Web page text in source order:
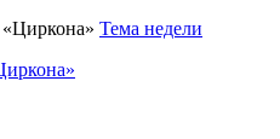
Тема недели